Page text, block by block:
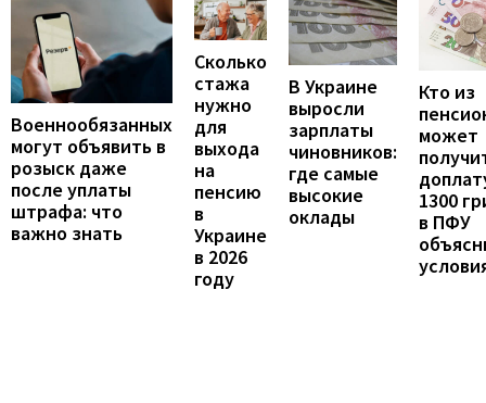
Военнообязанных
могут объявить в
розыск даже
после уплаты
штрафа: что
важно знать
Сколько
стажа
нужно
для
выхода
на
пенсию
в
Украине
в 2026
году
В Украине
выросли
зарплаты
чиновников:
где самые
высокие
оклады
Кто из
может
1300
в ПФУ